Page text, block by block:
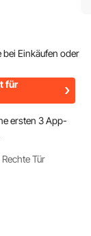
bei Einkäufen oder
für
ersten 3 App-
Rechte Tür